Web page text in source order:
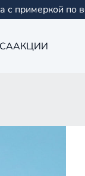
с примеркой по
АКЦИИ